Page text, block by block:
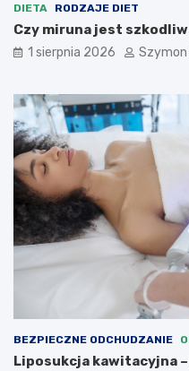
DIETA RODZAJE DIET
Czy miruna jest
1 sierpnia 2026
BEZPIECZNE ODCHUDZANIE
Liposukcja kawitacyjna